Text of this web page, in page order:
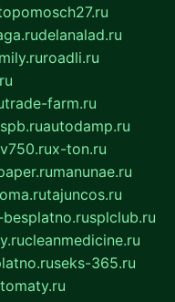
delanalad.ru
roadli.ru
trade-farm.ru
autodamp.ru
x-ton.ru
manunae.ru
tajuncos.ru
splclub.ru
cleanmedicine.ru
seks-365.ru